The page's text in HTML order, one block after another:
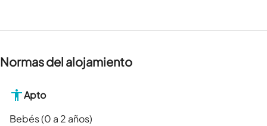
Normas del alojamiento
Apto
Bebés (0 a 2 años)